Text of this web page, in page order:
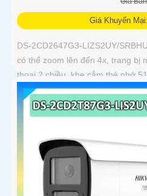
Giá Khuyến
DS-2CD2647G3-LIZS2UY/
có thể zoom lên đến 4x, trang bị
thoại 2 chiều, khe cắm thẻ nhớ
AI trong việc cân bằng màu
yếu, ống kính có độ phân giải 4